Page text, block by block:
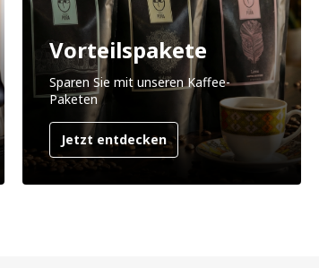
Vorteilspakete
Sparen Sie mit unseren Kaffee-
Paketen
Jetzt entdecken